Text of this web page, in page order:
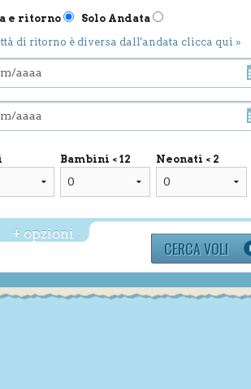
e ritorno
Solo Andata
di ritorno è diversa dall'andata clicca qui »
Bambini < 12 Neonati < 2
+ opzioni